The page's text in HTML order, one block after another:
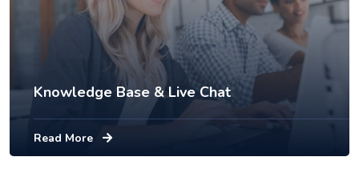
Knowledge Base & Live Chat
Read More